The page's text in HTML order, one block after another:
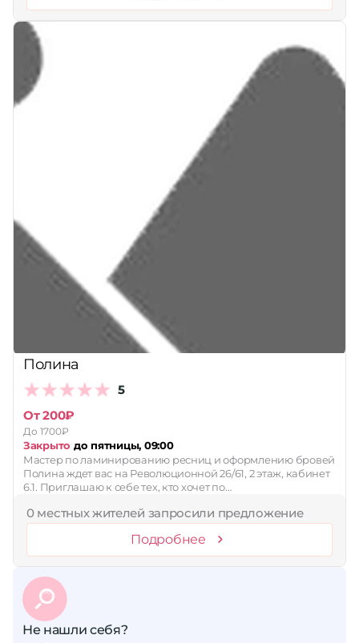
Полина
5
От 200₽
До 1700₽
Закрыто до пятницы, 09:00
Мастер по ламинированию ресниц и оформлению бровей
Полина ждет вас на Революционной 26/61, 2 этаж, кабинет
6.1. Приглашаю к себе тех, кто хочет по…
0 местных жителей запросили предложение
Подробнее
Не нашли себя?